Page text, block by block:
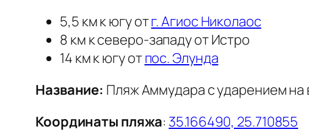
5,5 км к югу отг. Агиос Николаос
8 км к северо-западу от Истро
14 км к югу отпос. Элунда
Название: Пляж Аммудара с ударением на
Координаты пляжа: 35.166490, 25.710855